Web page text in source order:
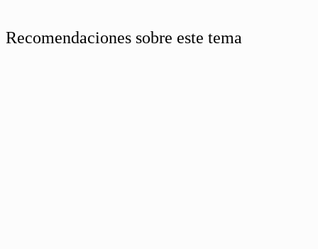
Recomendaciones sobre este tema